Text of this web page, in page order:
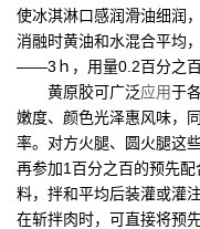
使冰淇淋口感润滑油细润
消融时黄油和水混合平均
——3ｈ，用量0.2百分之
黄原胶可广泛应用于
嫩度、颜色光泽惠风味，
率。对方火腿、圆火腿这
再参加1百分之百的预先配
料，拌和平均后装灌或灌
在斩拌肉时，可直接将预